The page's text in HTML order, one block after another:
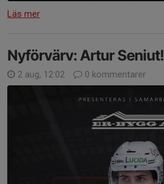
Läs mer
Nyförvärv: Artur Seniut!
2 aug, 12:02 0 kommentarer